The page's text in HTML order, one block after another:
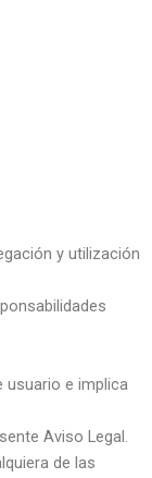
y utilización
usuario e implica
Aviso Legal.
de las